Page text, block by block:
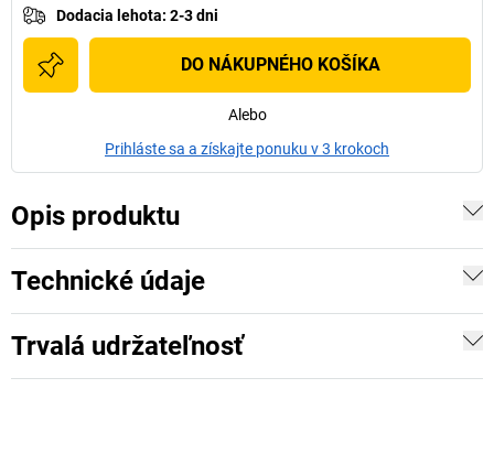
Dodacia lehota: 2-3 dni
DO NÁKUPNÉHO KOŠÍKA
Alebo
Prihláste sa a získajte ponuku v 3 krokoch
Opis produktu
Technické údaje
Trvalá udržateľnosť